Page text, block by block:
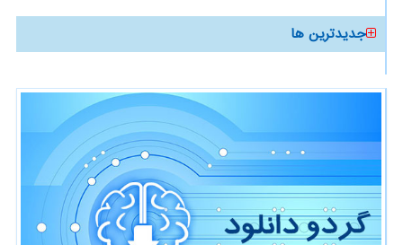
جدیدترین ها